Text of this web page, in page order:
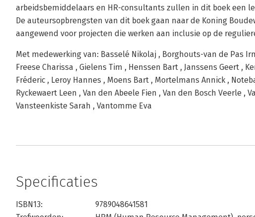
arbeidsbemiddelaars en HR-consultants zullen in dit boek een
De auteursopbrengsten van dit boek gaan naar de Koning
aangewend voor projecten die werken aan inclusie op de
Met medewerking van: Basselé Nikolaj , Borghouts-van de Pas
Freese Charissa , Gielens Tim , Henssen Bart , Janssens Geert ,
Fréderic , Leroy Hannes , Moens Bart , Mortelmans Annick ,
Ryckewaert Leen , Van den Abeele Fien , Van den Bosch Veerle ,
Vansteenkiste Sarah , Vantomme Eva
Specificaties
ISBN13:
9789048641581